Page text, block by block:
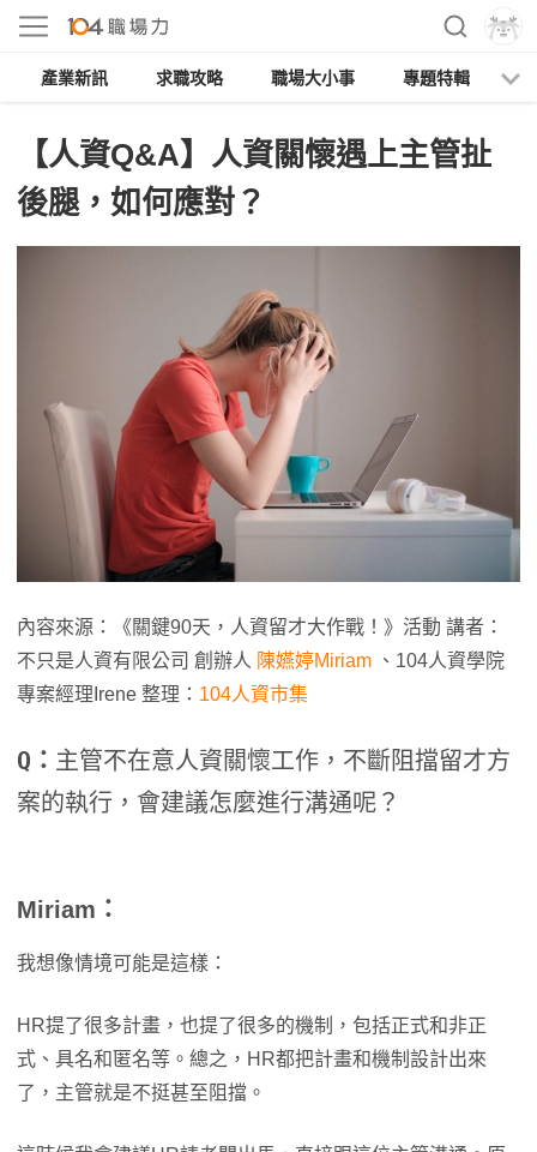
產業新訊 求職攻略 職場大小事 專題特輯
【人資Q&A】人資關懷遇上主管扯
後腿，如何應對？
內容來源：《關鍵90天，人資留才大作戰！》活動 講者：
不只是人資有限公司 創辦人 陳嬿婷Miriam 、104人資學院
專案經理Irene 整理： 104人資市集
Q： 主管不在意人資關懷工作，不斷阻擋留才方
案的執行，會建議怎麼進行溝通呢？
Miriam：
我想像情境可能是這樣：
HR提了很多計畫，也提了很多的機制，包括正式和非正
式、具名和匿名等。總之，HR都把計畫和機制設計出來
了，主管就是不挺甚至阻擋。